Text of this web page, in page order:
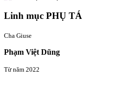
Linh mục PHỤ TÁ
Cha Giuse
Phạm Việt Dũng
Từ năm 2022